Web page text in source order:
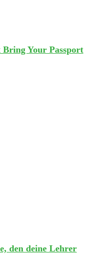
Bring Your Passport
den deine Lehrer